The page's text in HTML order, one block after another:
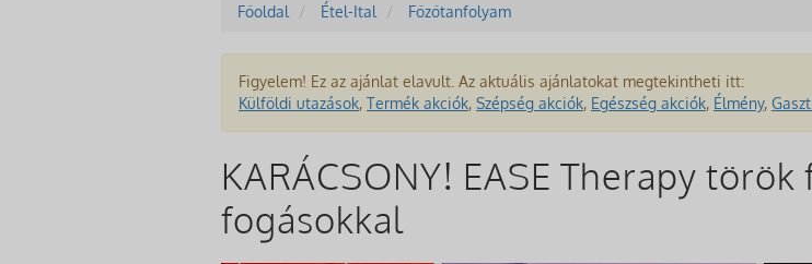
Főoldal Étel-Ital Főzőtanfolyam
Figyelem! Ez az ajánlat elavult. Az aktuális ajánlatokat megtekintheti itt:
Külföldi utazások, Termék akciók, Szépség akciók, Egészség akciók, Élmény,
KARÁCSONY! EASE Therapy
fogásokkal